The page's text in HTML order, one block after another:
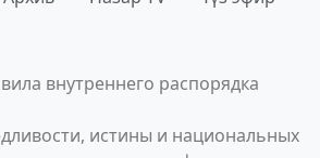
внутреннего распорядка
истины и национальных